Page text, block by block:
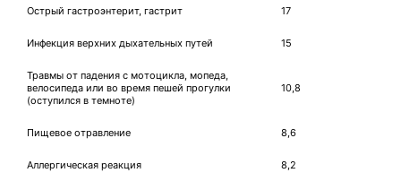
Острый гастроэнтерит, гастрит 17
Инфекция верхних дыхательных путей 15
Травмы от падения с мотоцикла, мопеда,
велосипеда или во время пешей прогулки
(оступился в темноте)
10,8
Пищевое отравление 8,6
Аллергическая реакция 8,2